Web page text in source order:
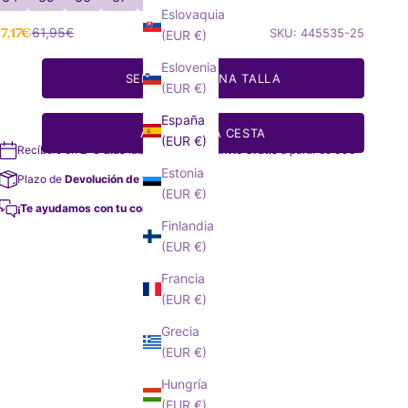
Eslovaquia
(EUR €)
Eslovenia
(EUR €)
España
(EUR €)
Estonia
(EUR €)
Finlandia
(EUR €)
Francia
(EUR €)
Grecia
(EUR €)
Hungría
(EUR €)
de oferta
Precio normal
61,95€ SKU: 445535-25
SELECCIONA UNA TALLA
AÑADIR A LA CESTA
Recíbelo en2-3 díaslaborables Envío Gratisa partir de 35€
Plazo deDevolución de 14 días
¡Te ayudamos con tu compra!